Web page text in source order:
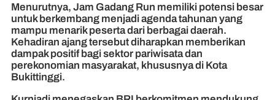
Menurutnya, Jam Gadang Run memiliki potensi besar
untuk berkembang menjadi agenda tahunan yang
mampu menarik peserta dari berbagai daerah.
Kehadiran ajang tersebut diharapkan memberikan
dampak positif bagi sektor pariwisata dan
perekonomian masyarakat, khususnya di Kota
Bukittinggi.